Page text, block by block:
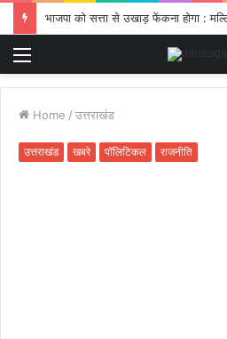
भाजपा को सत्ता से उखाड़ फेंकना होगा :
Menu
Home / उत्तराखंड
उत्तराखंड खबरे पॉलिटिकल राजनीति